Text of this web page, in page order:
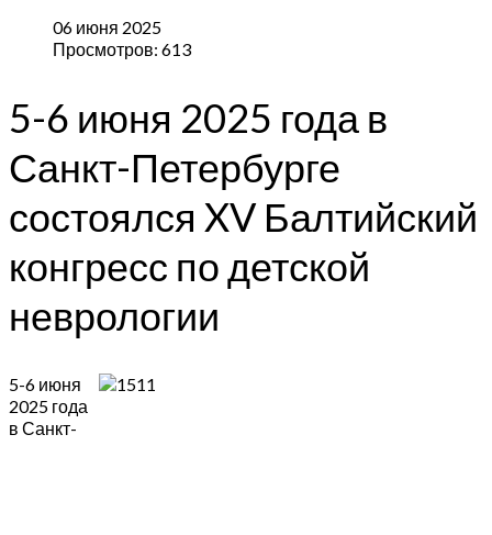
06 июня 2025
Просмотров: 613
5-6 июня 2025 года в
Санкт-Петербурге
состоялся XV Балтийский
конгресс по детской
неврологии
5-6 июня
2025 года
в Санкт-